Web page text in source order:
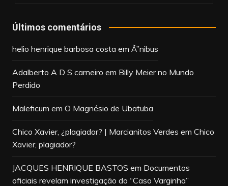
Últimos comentários
helio henrique barbosa costa em Ã”nibus
Adalberto A D S carneiro em Billy Meier no Mundo
Perdido
Maleficum em O Magnésio de Ubatuba
Chico Xavier, ¿plagiador? | Marcianitos Verdes em Chico
Xavier, plagiador?
JACQUES HENRIQUE BASTOS em Documentos
oficiais revelam investigação do “Caso Varginha”